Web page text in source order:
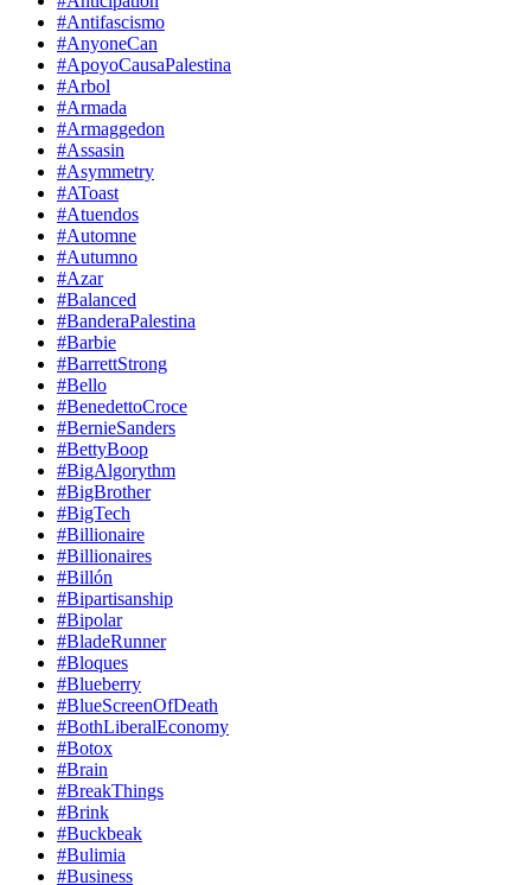
#Antifascismo
#AnyoneCan
#ApoyoCausaPalestina
#Arbol
#Armada
#Armaggedon
#Assasin
#Asymmetry
#AToast
#Atuendos
#Automne
#Autumno
#Azar
#Balanced
#BanderaPalestina
#Barbie
#BarrettStrong
#Bello
#BenedettoCroce
#BernieSanders
#BettyBoop
#BigAlgorythm
#BigBrother
#BigTech
#Billionaire
#Billionaires
#Billón
#Bipartisanship
#Bipolar
#BladeRunner
#Bloques
#Blueberry
#BlueScreenOfDeath
#BothLiberalEconomy
#Botox
#Brain
#BreakThings
#Brink
#Buckbeak
#Bulimia
#Business